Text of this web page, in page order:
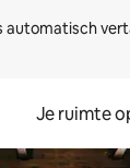
automatisch
Je ruimte